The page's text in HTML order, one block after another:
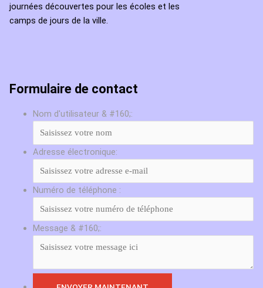
journées découvertes pour les écoles et les
camps de jours de la ville.
Formulaire de contact
Nom d'utilisateur & #160;:
Adresse électronique:
Numéro de téléphone :
Message & #160;: